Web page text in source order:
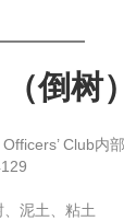
倒树）
Club内
、泥土、粘土